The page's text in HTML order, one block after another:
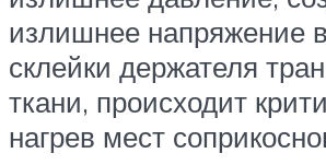
излишнее напряжение
склейки держателя
ткани, происходит
нагрев мест